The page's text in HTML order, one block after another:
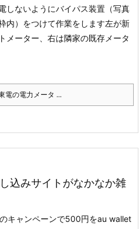
しないようにバイパス装置（写真
内）をつけて作業をします左が新
メーター、右は隣家の既存メータ
電の電力メータ ...
込みサイトがなかなか雑
キャンペーンで500円をau wallet